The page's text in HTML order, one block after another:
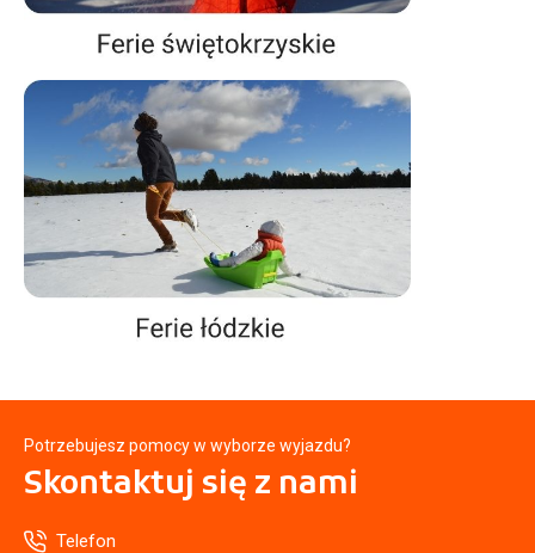
Potrzebujesz pomocy w wyborze wyjazdu?
Skontaktuj się z nami
Telefon